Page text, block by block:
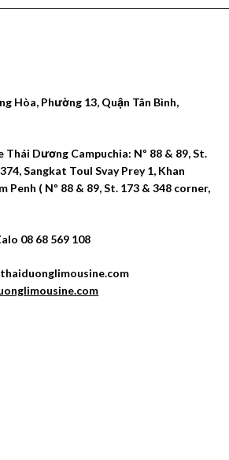
Hòa, Phường 13, Quận Tân Bình,
Thái Dương Campuchia: Nº 88 & 89, St.
Sangkat Toul Svay Prey 1, Khan
Penh ( Nº 88 & 89, St. 173 & 348 corner,
08 68 569 108